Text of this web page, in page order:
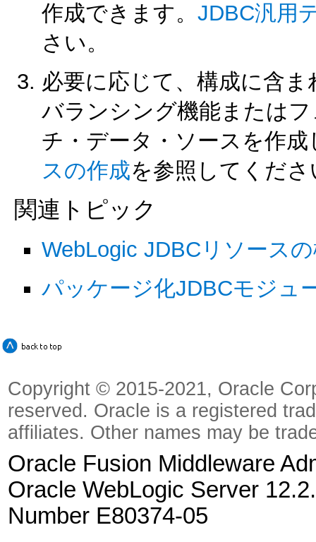
作成できます。 JDBC汎用
さい。
必要に応じて、構成に含
バランシング機能または
チ・データ・ソースを作成
スの作成を参照してくださ
関連トピック
WebLogic JDBCリソース
パッケージ化JDBCモジュ
Copyright © 2015-2021, Oracle
reserved. Oracle is a registered
affiliates. Other names may be
Oracle Fusion Middleware
Oracle WebLogic Server
Number E80374-05